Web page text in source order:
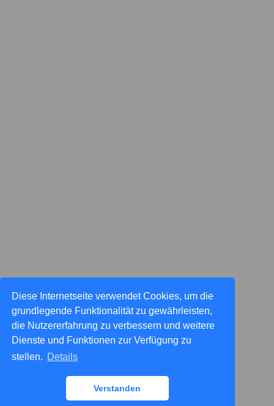
Diese Internetseite verwendet Cookies, um die
grundlegende Funktionalität zu gewährleisten,
die Nutzererfahrung zu verbessern und weitere
Dienste und Funktionen zur Verfügung zu
stellen. Details
Verstanden